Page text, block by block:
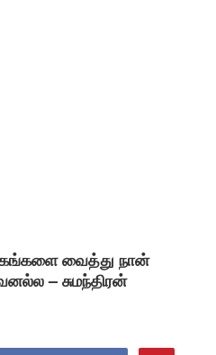
வைத்து நான்
– சுமந்திரன்